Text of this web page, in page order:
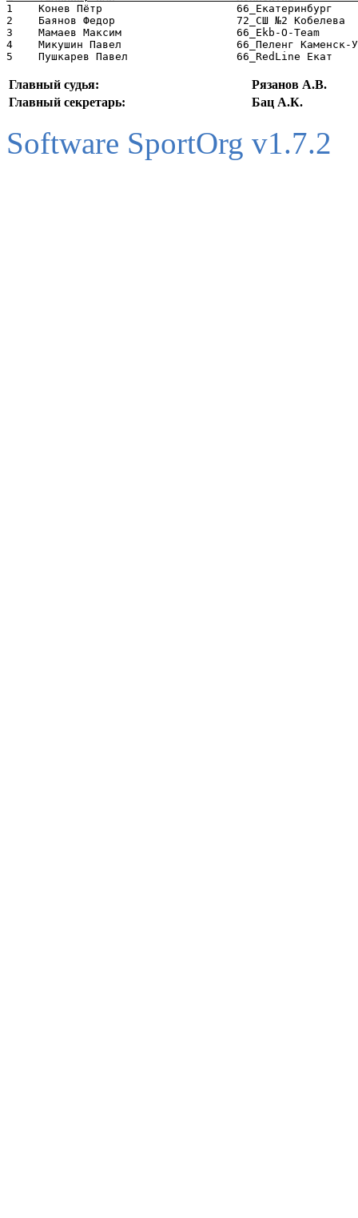
1    Конев Пётр
2    Баянов Федор                   72_СШ №2
3    Мамаев Максим                  66_Ekb-O-
4    Микушин Павел                  66_Пеленг
Главный судья:
Рязанов А.В.
Главный секретарь:
Бац А.К.
Software SportOrg v1.7.2